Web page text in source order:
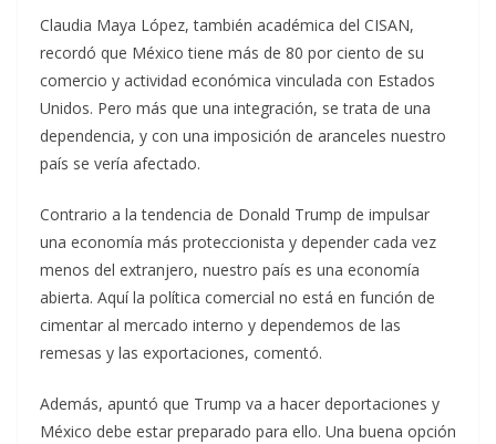
Claudia Maya López, también académica del CISAN,
recordó que México tiene más de 80 por ciento de su
comercio y actividad económica vinculada con Estados
Unidos. Pero más que una integración, se trata de una
dependencia, y con una imposición de aranceles nuestro
país se vería afectado.
Contrario a la tendencia de Donald Trump de impulsar
una economía más proteccionista y depender cada vez
menos del extranjero, nuestro país es una economía
abierta. Aquí la política comercial no está en función de
cimentar al mercado interno y dependemos de las
remesas y las exportaciones, comentó.
Además, apuntó que Trump va a hacer deportaciones y
México debe estar preparado para ello. Una buena opción